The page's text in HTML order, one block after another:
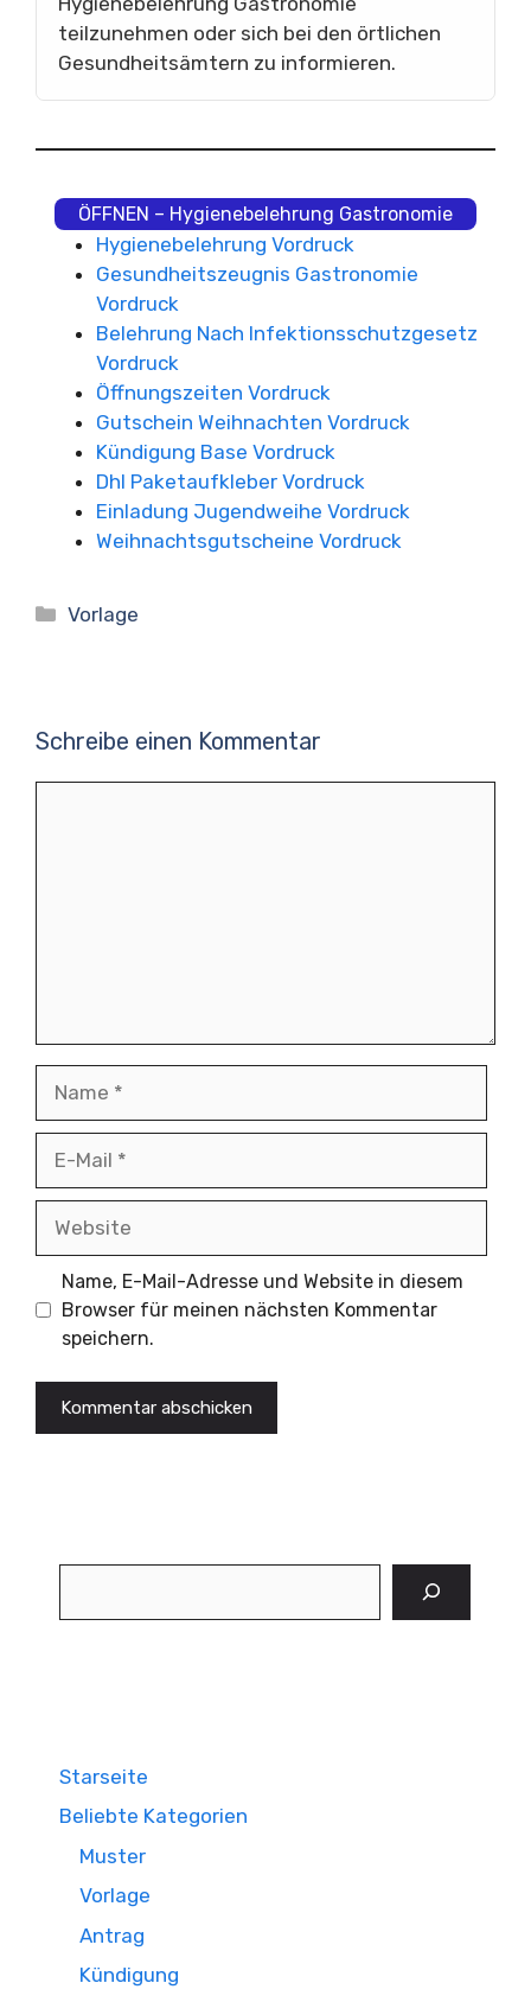
teilzunehmen oder sich bei den örtlichen
Gesundheitsämtern zu informieren.
ÖFFNEN – Hygienebelehrung Gastronomie
Hygienebelehrung Vordruck
Gesundheitszeugnis Gastronomie
Vordruck
Belehrung Nach Infektionsschutzgesetz
Vordruck
Öffnungszeiten Vordruck
Gutschein Weihnachten Vordruck
Kündigung Base Vordruck
Dhl Paketaufkleber Vordruck
Einladung Jugendweihe Vordruck
Weihnachtsgutscheine Vordruck
Kategorien
Vorlage
Schreibe einen Kommentar
Mail
Name, E-Mail-Adresse und Website in diesem
Browser für meinen nächsten Kommentar
speichern.
Starseite
Beliebte Kategorien
Muster
Vorlage
Antrag
Kündigung